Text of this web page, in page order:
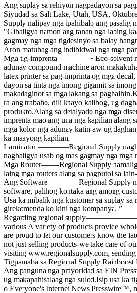
Ang suplay sa rehiyon nagpadayon sa
Siyudad sa Salt Lake, Utah, USA,
Supply nalipay nga ipahibalo ang pasalig
"Gibaligya namon ang tanan nga labing
gagmay nga mga tigdesinyo sa balay
Aron matubag ang indibidwal nga mga
Mga tig-imprenta ————• Eco-solvent
adunay compound machine aron
latex printer sa pag-imprinta og mga
dayon sa tinta nga imong gigamit sa
makadaginot sa mga lakang sa
ra ang trabaho, dili kaayo kalibog, ug
produkto.Alang sa detalyado nga mga
imprenta mao ang una nga kapilian alang
mga kolor nga adunay katin-aw ug
ka maayong kapilian.
Laminator ————Regional Supply
nagbaligya usab og mas gagmay nga
Mga Router——-Regional Supply
laing mga routers alang sa pagputol sa
Ang Software————Regional Supply
software, palihog kontaka ang among
Usa ka mibalik nga kustomer sa suplay
girekomenda ko kini nga kompanya. ”
Regarding regional
various A variety of products provide
are proud to let our customers know the
not just selling products-we take care of
visiting www.regionalsupply.com,
Tigpamaba sa Regional Supply
Ang panguna nga prayoridad sa EIN
ug makapahisalaag nga sulod.Isip usa ka
o Everyone's Internet News Presswire™,